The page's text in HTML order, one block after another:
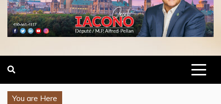
You are Here